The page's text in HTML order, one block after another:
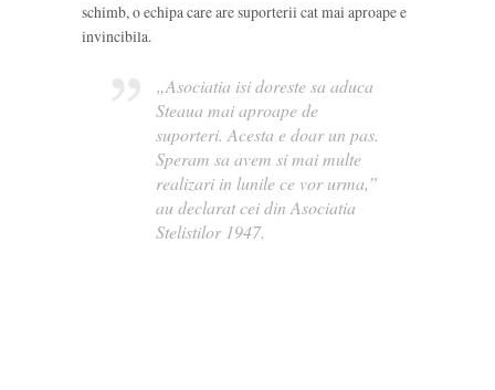
schimb, o echipa care are suporterii cat mai aproape e
invincibila.
„Asociatia isi doreste sa aduca
Steaua mai aproape de
suporteri. Acesta e doar un pas.
Speram sa avem si mai multe
realizari in lunile ce vor urma,”
au declarat cei din Asociatia
Stelistilor 1947.